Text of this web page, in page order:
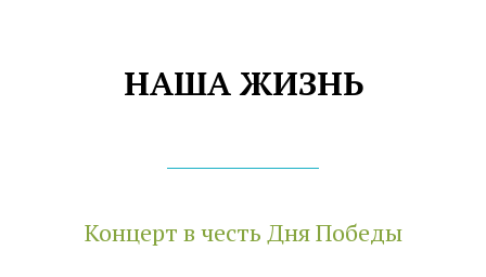
НАША ЖИЗНЬ
Концерт в честь Дня Победы